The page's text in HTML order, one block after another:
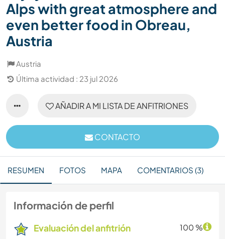
Alps with great atmosphere and
even better food in Obreau,
Austria
Austria
Última actividad : 23 jul 2026
AÑADIR A MI LISTA DE ANFITRIONES
CONTACTO
RESUMEN FOTOS MAPA COMENTARIOS (3)
Información de perfil
Evaluación del anfitrión 100 %